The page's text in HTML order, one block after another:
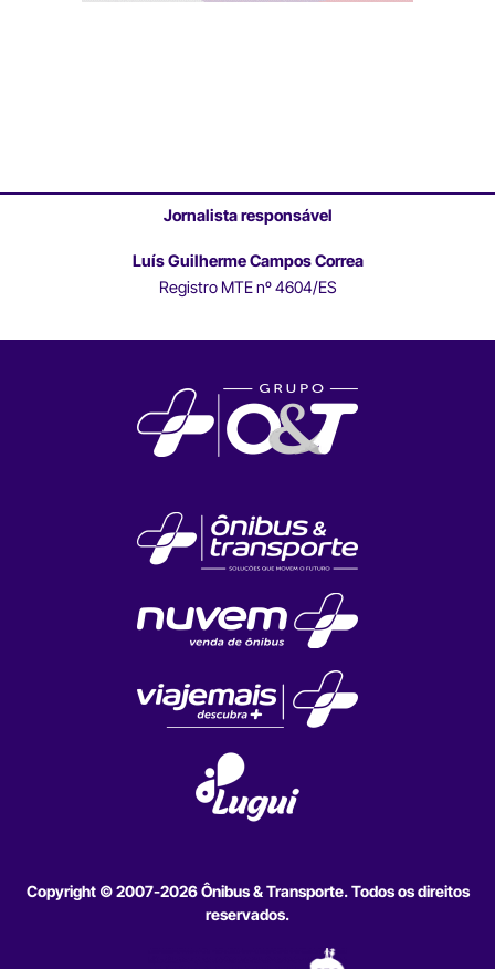
Jornalista responsável
Luís Guilherme Campos Correa
Registro MTE nº 4604/ES
Copyright © 2007-2026 Ônibus & Transporte. Todos os direitos
reservados.